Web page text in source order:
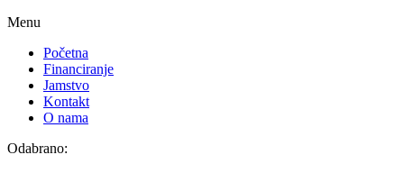
Menu
Početna
Financiranje
Jamstvo
Kontakt
O nama
Odabrano: